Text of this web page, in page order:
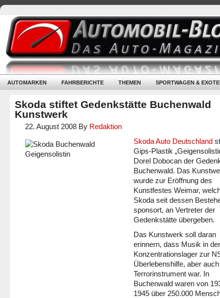
AUTOMARKEN FAHRBERICHTE THEMEN SPORTWAGEN &
Skoda stiftet Gedenkstätte Buchenwald
Kunstwerk
22. August 2008 By Redaktion
Skoda Auto Deutschland
Gips-Plastik
Dorel Dobocan der
Buchenwald. Das
wurde zur Eröffnung des
Kunstfestes Weimar,
Skoda seit dessen
sponsort, an Vertreter der
Gedenkstätte übergeben.
Das Kunstwerk soll daran
erinnern, dass Musik in
Konzentrationslager zur
Überlebenshilfe, aber auch
Terrorinstrument war. In
Buchenwald waren von
1945 über 250.000